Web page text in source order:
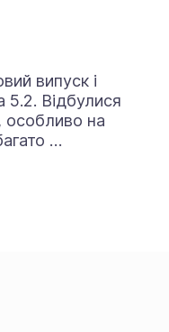
випуск і
5.2. Відбулися
особливо на
…